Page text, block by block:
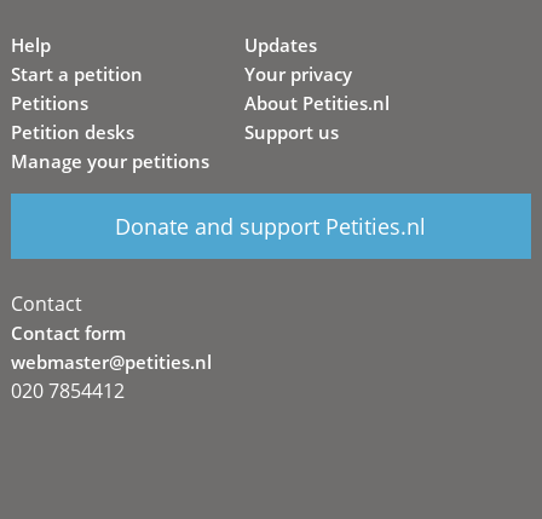
Help
Start a petition
Petitions
Petition desks
Manage your petitions
Updates
Your privacy
About Petities.nl
Support us
Donate and support Petities.nl
Contact
Contact form
webmaster@petities.nl
020 7854412